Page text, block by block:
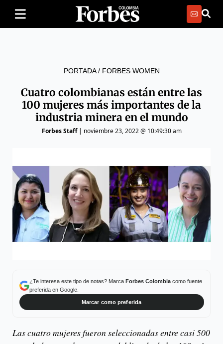
PORTADA/ FORBES WOMEN
Cuatro colombianas están entre las
100 mujeres más importantes de la
industria minera en el mundo
Forbes Staff| noviembre 23, 2022 @ 10:49:30 am
¿Te interesa este tipo de notas? Marca Forbes Colombiacomo fuente
preferida en Google.
Marcar como preferida
Las cuatro mujeres fueron seleccionadas entre casi 500